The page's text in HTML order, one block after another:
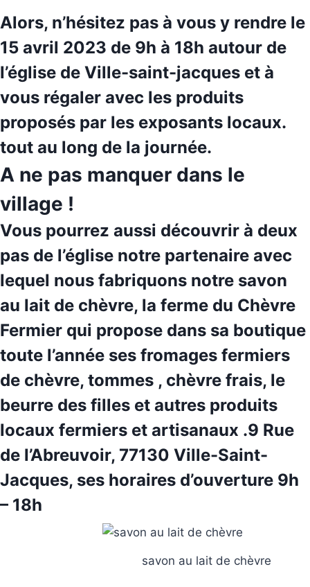
Alors, n’hésitez pas à vous y rendre le
15 avril 2023 de 9h à 18h autour de
l’église de Ville-saint-jacques et à
vous régaler avec les produits
proposés par les exposants locaux.
tout au long de la journée.
A ne pas manquer dans le
village !
Vous pourrez aussi découvrir à deux
pas de l’église notre partenaire avec
lequel nous fabriquons notre savon
au lait de chèvre, la ferme du Chèvre
Fermier qui propose dans sa boutique
toute l’année ses fromages fermiers
de chèvre, tommes , chèvre frais, le
beurre des filles et autres produits
locaux fermiers et artisanaux .9 Rue
de l’Abreuvoir, 77130 Ville-Saint-
Jacques, ses horaires d’ouverture 9h
– 18h
savon au lait de chèvre